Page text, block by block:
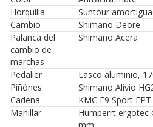
Horquilla
Suntour
Cambio
Shimano Deore
Palanca del
cambio de
marchas
Shimano Acera
Pedalier
Lasco aluminio,
Piñónes
Shimano Alivio
Cadena
KMC E9 Sport EPT
Manillar
Humperrt ergotec